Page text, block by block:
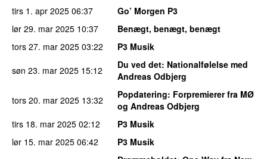
tirs 1. apr 2025 06:37
Go’ Morgen P3
lør 29. mar 2025 10:37
Benægt, benægt, benægt
tors 27. mar 2025 03:22
P3 Musik
søn 23. mar 2025 15:12 Du ved det: Nationalfølelse med
Andreas Odbjerg
tors 20. mar 2025 13:32 Popdatering: Forpremierer fra MØ
og Andreas Odbjerg
tirs 18. mar 2025 02:12
P3 Musik
lør 15. mar 2025 06:42
P3 Musik